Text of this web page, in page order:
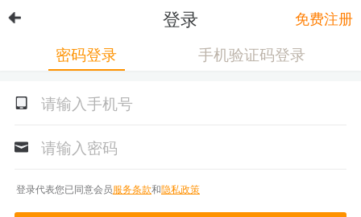
登录 免费注册
密码登录 手机验证码登录
登录代表您已同意会员服务条款和隐私政策